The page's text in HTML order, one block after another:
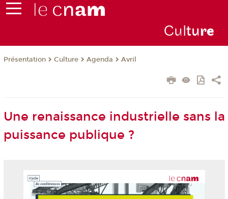
Culture
Présentation Culture Agenda Avril
Une renaissance industrielle sans la
puissance publique ?